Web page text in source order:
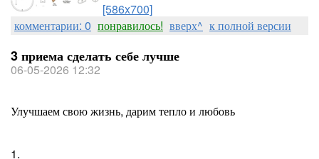
[586x700]
комментарии: 0 понравилось! вверх^ к полной версии
3 приема сделать себе лучше
06-05-2026 12:32
Улучшаем свою жизнь, дарим тепло и любовь
1.